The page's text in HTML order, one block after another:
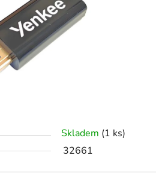
Skladem (1 ks)
32661